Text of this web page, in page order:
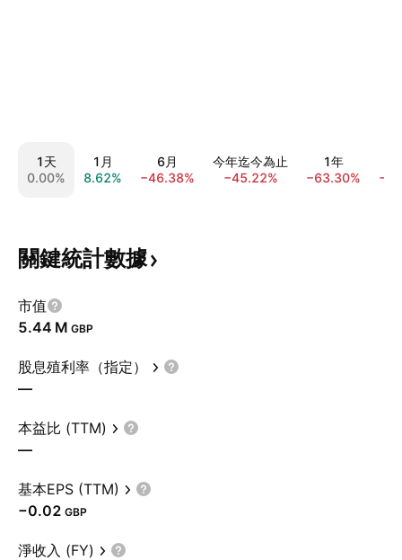
1天
0.00%
1月
8.62%
6月
−46.38%
今年迄今為止
−45.22%
1年
−63.30%
關鍵統計數據
市值
‪5.44 M‬ GBP
股息殖利率（指定）
—
本益比 (TTM)
—
基本EPS (TTM)
−0.02 GBP
淨收入 (FY)